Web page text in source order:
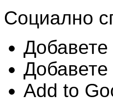
Социално
Add to